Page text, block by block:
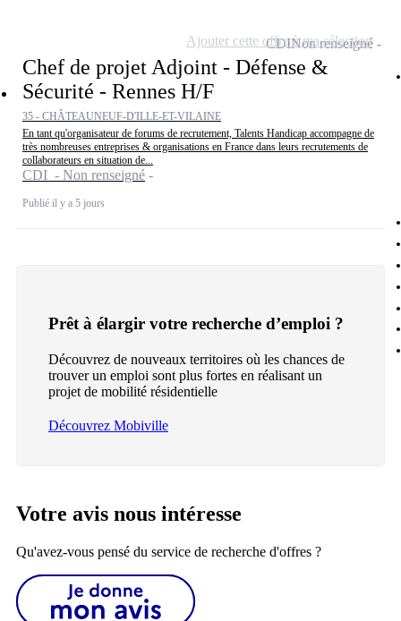
Chef de projet Adjoint - Défense &
Sécurité - Rennes H/F
35 - CHÂTEAUNEUF-D'ILLE-ET-VILAINE
En tant qu'organisateur de forums de recrutement, Talents Handicap accompagne de
très nombreuses entreprises & organisations en France dans leurs recrutements de
collaborateurs en situation de...
CDI - Non renseigné
Publié il y a 5 jours
CDINon renseigné
Ajouter cette offre à ma sélection
Prêt à élargir votre recherche d’emploi ?
Découvrez de nouveaux territoires où les chances de
trouver un emploi sont plus fortes en réalisant un
projet de mobilité résidentielle
Découvrez Mobiville
Votre avis nous intéresse
Qu'avez-vous pensé du service de recherche d'offres ?